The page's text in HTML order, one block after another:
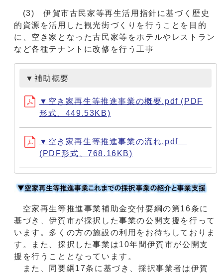
(3) 伊賀市古民家等再生活用指針に基づく歴史
的資源を活用した観光街づくりを行うことを目的
に、空き家となった古民家等をホテルやレストラン
など各種テナントに改修を行う工事
▼補助概要
▼空き家再生等推進事業の概要.pdf (PDF
形式、449.53KB)
▼空き家再生等推進事業の流れ.pdf
(PDF形式、768.16KB)
空家再生等推進事業補助金交付要綱の第16条に
基づき、伊賀市が採択した事業の公開支援を行って
います。多くの方の施設の利用をお待ちしておりま
す。また、採択した事業は10年間伊賀市が公開支
援を行うこととなっています。
また、同要綱17条に基づき、採択事業者は伊賀